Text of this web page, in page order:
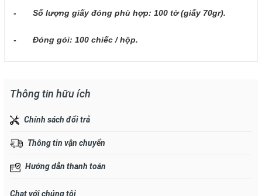
- Số lượng giấy đóng phù hợp: 100 tờ (giấy 70gr).
- Đóng gói: 100 chiếc / hộp.
Thông tin hữu ích
Chính sách đổi trả
Thông tin vận chuyển
Hướng dẫn thanh toán
Chat với chúng tôi